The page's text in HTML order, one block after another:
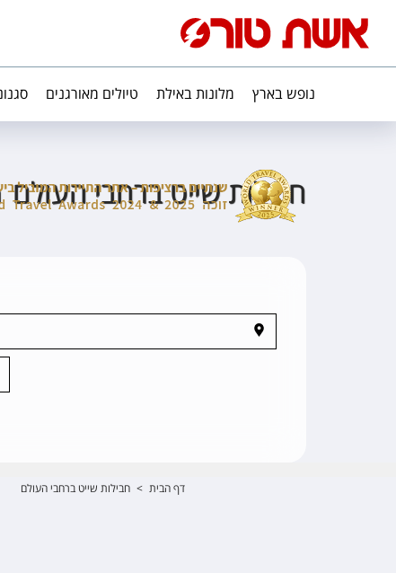
נופש בארץ מלונות באילת טיולים מאורגנים
חבילות שייט ברחבי העולם
דף הבית > חבילות שייט ברחבי העולם